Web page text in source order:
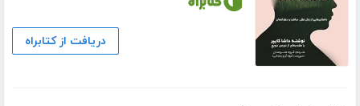
دریافت از کتابراه